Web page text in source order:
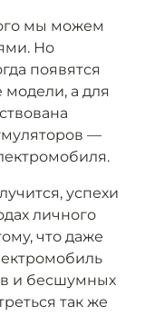
мы можем
Но
появятся
модели, а для
—
успехи
личного
что даже
и бесшумных
так же